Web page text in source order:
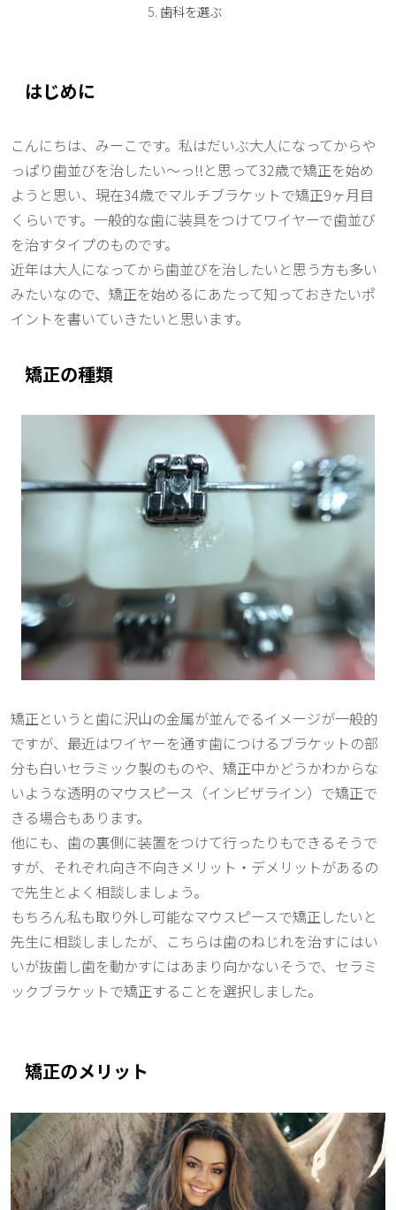
歯科を選ぶ
はじめに
こんにちは、みーこです。私はだいぶ大人になってからや
っぱり歯並びを治したい〜っ!!と思って32歳で矯正を始め
ようと思い、現在34歳でマルチブラケットで矯正9ヶ月目
くらいです。一般的な歯に装具をつけてワイヤーで歯並び
を治すタイプのものです。
近年は大人になってから歯並びを治したいと思う方も多い
みたいなので、矯正を始めるにあたって知っておきたいポ
イントを書いていきたいと思います。
矯正の種類
矯正というと歯に沢山の金属が並んでるイメージが一般的
ですが、最近はワイヤーを通す歯につけるブラケットの部
分も白いセラミック製のものや、矯正中かどうかわからな
いような透明のマウスピース（インビザライン）で矯正で
きる場合もあります。
他にも、歯の裏側に装置をつけて行ったりもできるそうで
すが、それぞれ向き不向きメリット・デメリットがあるの
で先生とよく相談しましょう。
もちろん私も取り外し可能なマウスピースで矯正したいと
先生に相談しましたが、こちらは歯のねじれを治すにはい
いが抜歯し歯を動かすにはあまり向かないそうで、セラミ
ックブラケットで矯正することを選択しました。
矯正のメリット